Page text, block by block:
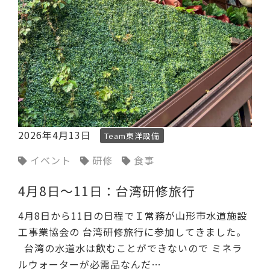
2026年4月13日 Team東洋設備
イベント 研修 食事
4月8日～11日：台湾研修旅行
4月8日から11日の日程でＩ常務が山形市水道施設
工事業協会の 台湾研修旅行に参加してきました。
台湾の水道水は飲むことができないので ミネラ
ルウォーターが必需品なんだ…